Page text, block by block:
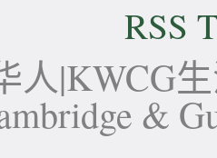
RSS
人|KWCG
&